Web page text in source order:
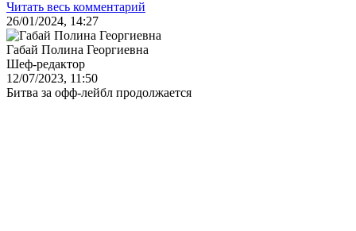
Читать весь комментарий
26/01/2024, 14:27
Габай Полина Георгиевна
Шеф-редактор
12/07/2023, 11:50
Битва за офф-лейбл продолжается